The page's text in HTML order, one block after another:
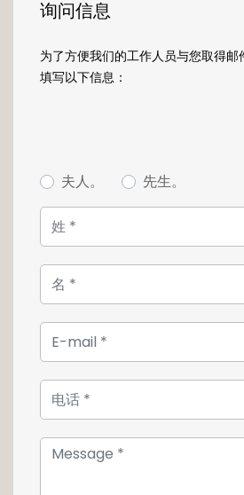
Cet appartement 2
superficie de 80m2 vous
prestations haut de gamme :
- hauteur exceptionnelle
- larges baies vitrées triple
aluminium
- douche à l'italienne et
haut de gamme
- un emplacement de
- cave
Sans oublier la conciergerie
privée.
Pour toute information,
询问信息
为了方便我们的工作人员与您取得
填写以下信息：
夫人。 先生。